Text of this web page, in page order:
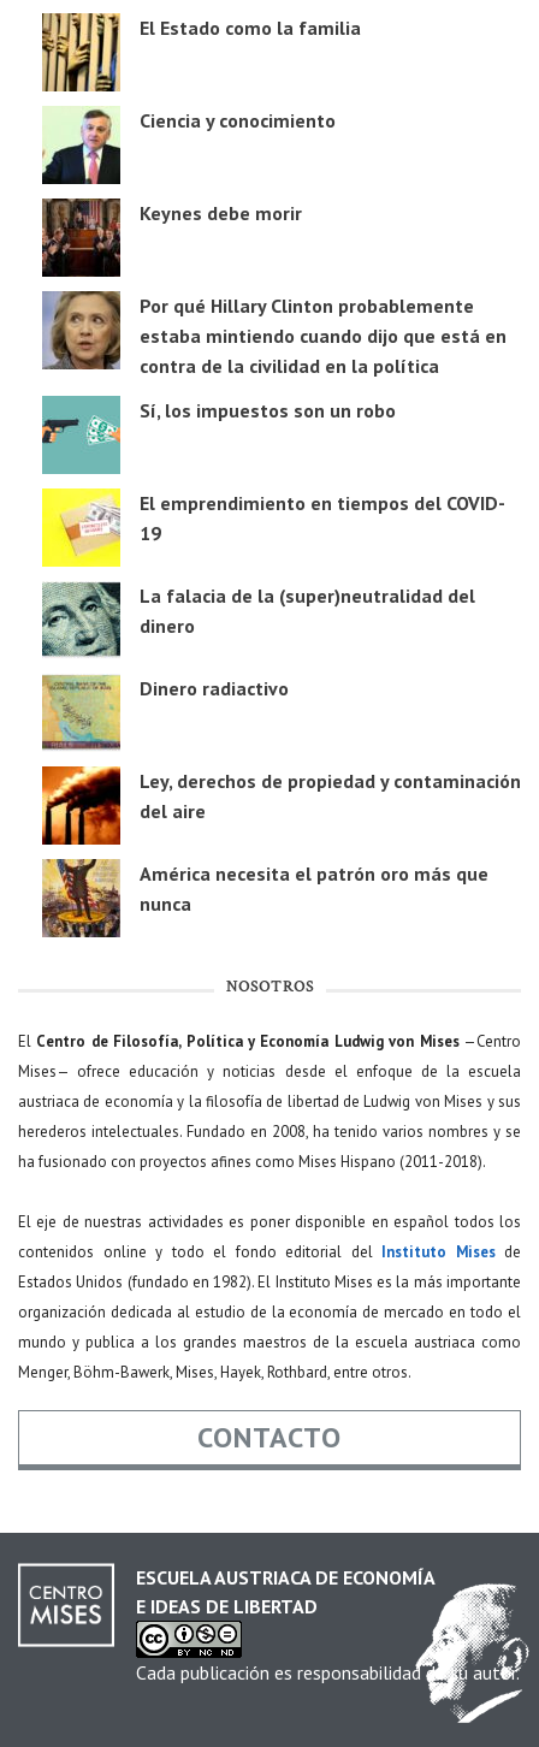
El Estado como la familia
Ciencia y conocimiento
Keynes debe morir
Por qué Hillary Clinton probablemente
estaba mintiendo cuando dijo que está en
contra de la civilidad en la política
Sí, los impuestos son un robo
El emprendimiento en tiempos del COVID-
19
La falacia de la (super)neutralidad del
dinero
Dinero radiactivo
Ley, derechos de propiedad y contaminación
del aire
América necesita el patrón oro más que
nunca
NOSOTROS
El Centro de Filosofía, Política y Economía Ludwig von Mises—Centro
Mises— ofrece educación y noticias desde el enfoque de la escuela
austriaca de economía y la filosofía de libertad de Ludwig von Mises y sus
herederos intelectuales. Fundado en 2008, ha tenido varios nombres y se
ha fusionado con proyectos afines como Mises Hispano (2011-2018).
El eje de nuestras actividades es poner disponible en español todos los
contenidos online y todo el fondo editorial del Instituto Misesde
Estados Unidos (fundado en 1982). El Instituto Mises es la más importante
organización dedicada al estudio de la economía de mercado en todo el
mundo y publica a los grandes maestros de la escuela austriaca como
Menger, Böhm-Bawerk, Mises, Hayek, Rothbard, entre otros.
CONTACTO
Email *
ESCUELA AUSTRIACA DE ECONOMÍA
E IDEAS DE LIBERTAD
Cada publicación es responsabilidad de su autor.